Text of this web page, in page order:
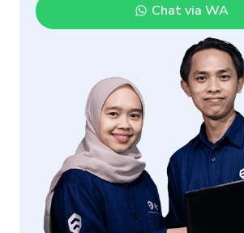
Chat via WA